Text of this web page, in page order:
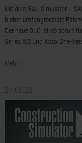
Mit dem Bau-Simulator –
bisher umfangreichste
Der neue DLC ist ab sofort
Series X|S und Xbox One-
Mehr ›
27.06.23